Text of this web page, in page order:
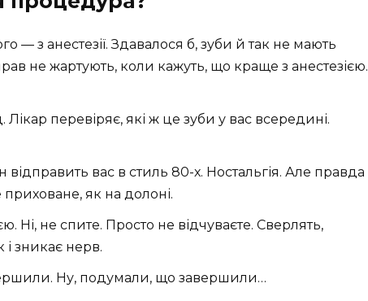
— з анестезії. Здавалося б, зуби й так не мають
не жартують, коли кажуть, що краще з анестезією.
Лікар перевіряє, які ж це зуби у вас всередині.
відправить вас в стиль 80-х. Ностальгія. Але правда
як на долоні.
Ні, не спите. Просто не відчуваєте. Сверлять,
зникає нерв.
Ну, подумали, що завершили…